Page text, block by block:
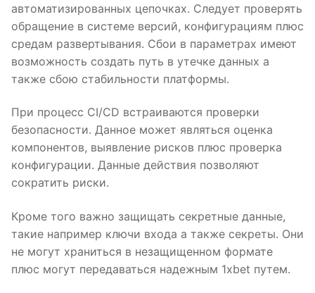
автоматизированных цепочках. Следует проверять
обращение в системе версий, конфигурациям плюс
средам развертывания. Сбои в параметрах имеют
возможность создать путь в утечке данных а
также сбою стабильности платформы.
При процесс CI/CD встраиваются проверки
безопасности. Данное может являться оценка
компонентов, выявление рисков плюс проверка
конфигурации. Данные действия позволяют
сократить риски.
Кроме того важно защищать секретные данные,
такие например ключи входа а также секреты. Они
не могут храниться в незащищенном формате
плюс могут передаваться надежным 1xbet путем.